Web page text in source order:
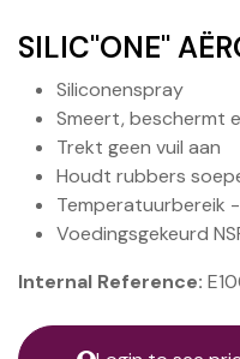
SILIC"ONE"
Siliconenspray
Smeert, beschermt
Trekt geen vuil aan
Houdt rubbers
Temperatuurbereik
Voedingsgekeurd
Internal Reference: